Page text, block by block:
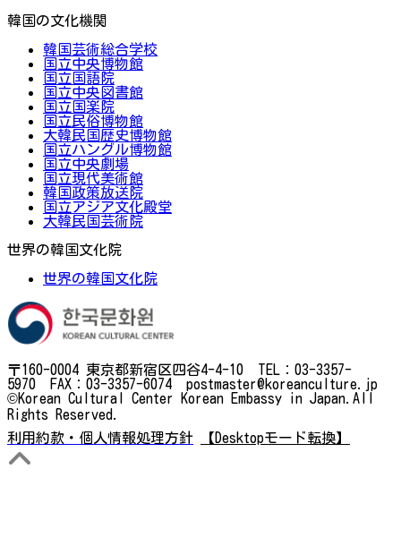
韓国の文化機関
韓国芸術総合学校
国立中央博物館
国立国語院
国立中央図書館
国立国楽院
国立民俗博物館
大韓民国歴史博物館
国立ハングル博物館
国立中央劇場
国立現代美術館
韓国政策放送院
国立アジア文化殿堂
大韓民国芸術院
世界の韓国文化院
世界の韓国文化院
〒160-0004 東京都新宿区四谷4-4-10 TEL：03-3357-
5970 FAX：03-3357-6074 postmaster@koreanculture.jp
©Korean Cultural Center Korean Embassy in Japan.All
Rights Reserved.
利用約款・個人情報処理方針
【Desktopモード転換】